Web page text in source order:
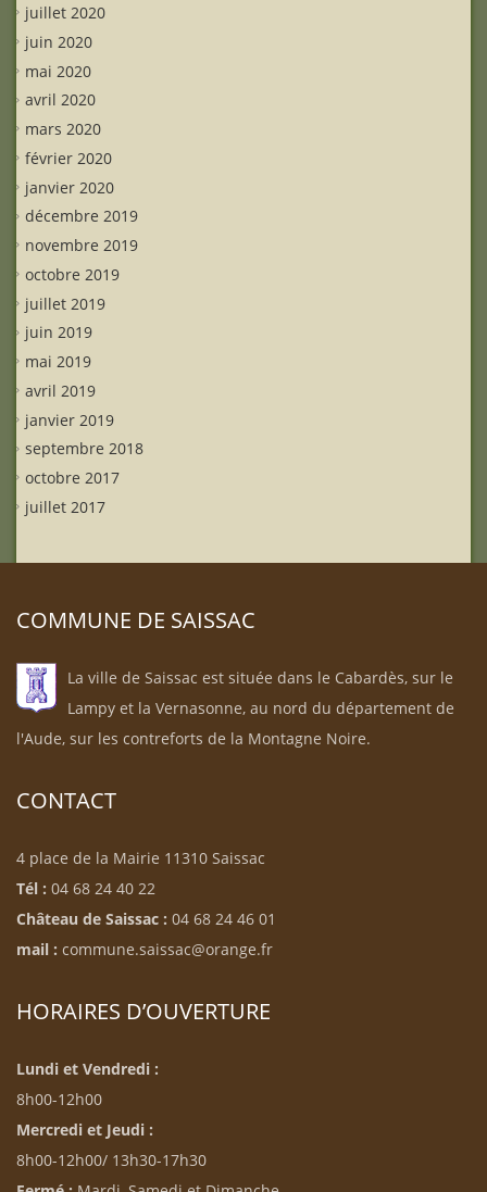
juillet 2020
juin 2020
mai 2020
avril 2020
mars 2020
février 2020
janvier 2020
décembre 2019
novembre 2019
octobre 2019
juillet 2019
juin 2019
mai 2019
avril 2019
janvier 2019
septembre 2018
octobre 2017
juillet 2017
COMMUNE DE SAISSAC
La ville de Saissac est située dans le Cabardès, sur le
Lampy et la Vernasonne, au nord du département de
l'Aude, sur les contreforts de la Montagne Noire.
CONTACT
4 place de la Mairie 11310 Saissac
Tél : 04 68 24 40 22
Château de Saissac : 04 68 24 46 01
mail : commune.saissac@orange.fr
HORAIRES D’OUVERTURE
Lundi et Vendredi :
8h00-12h00
Mercredi et Jeudi :
8h00-12h00/ 13h30-17h30